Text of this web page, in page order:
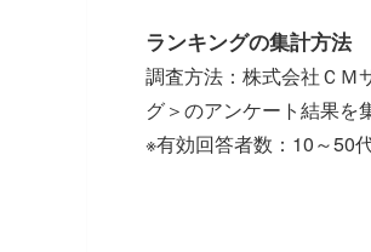
ランキングの集計方法
調査方法：株式会社ＣＭ
グ＞のアンケート結果を
※有効回答者数：10～50